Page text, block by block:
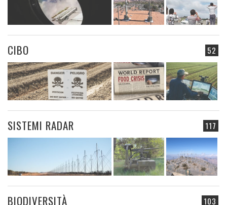
52
CIBO
117
SISTEMI RADAR
103
BIODIVERSITÀ